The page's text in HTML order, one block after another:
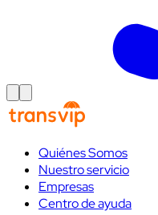
Quiénes Somos
Nuestro servicio
Empresas
Centro de ayuda